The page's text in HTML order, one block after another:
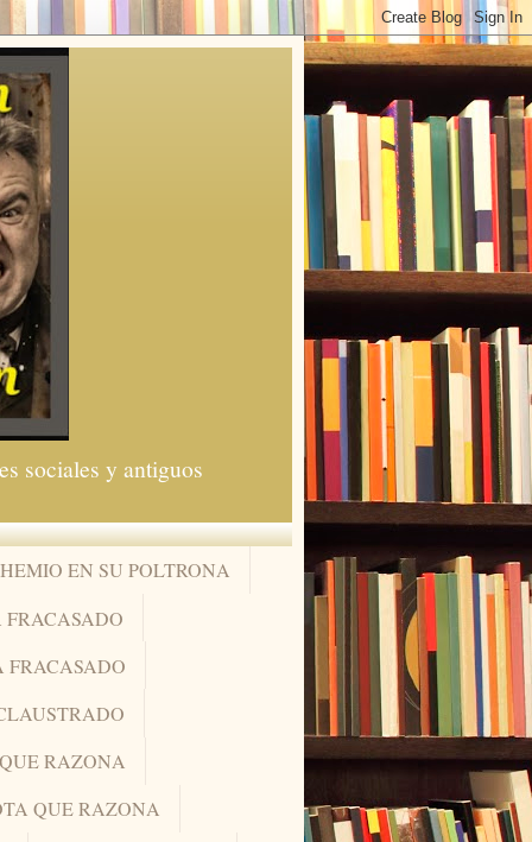
sociales y antiguos
EN SU POLTRONA
FRACASADO
FRACASADO
RAZONA
QUE RAZONA